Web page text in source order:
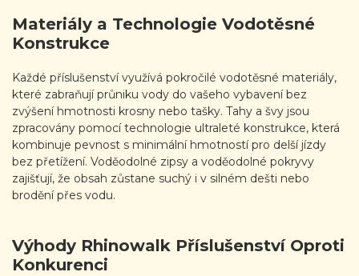
Materiály a Technologie Vodotěsné
Konstrukce
Každé příslušenství využívá pokročilé vodotěsné materiály,
které zabraňují průniku vody do vašeho vybavení bez
zvýšení hmotnosti krosny nebo tašky. Tahy a švy jsou
zpracovány pomocí technologie ultraleté konstrukce, která
kombinuje pevnost s minimální hmotností pro delší jízdy
bez přetížení. Voděodolné zipsy a voděodolné pokryvy
zajišťují, že obsah zůstane suchý i v silném dešti nebo
brodění přes vodu.
Výhody Rhinowalk Příslušenství Oproti
Konkurenci